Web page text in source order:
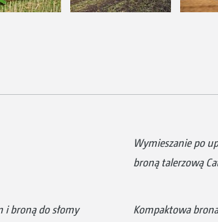
Wymieszanie po
broną talerzową
i broną do słomy
Kompaktowa